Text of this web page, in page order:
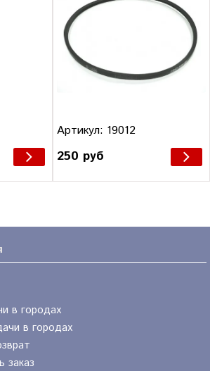
Артикул: 19012
250 руб
в городах
в городах
заказ